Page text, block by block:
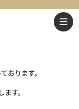
おります。
す。